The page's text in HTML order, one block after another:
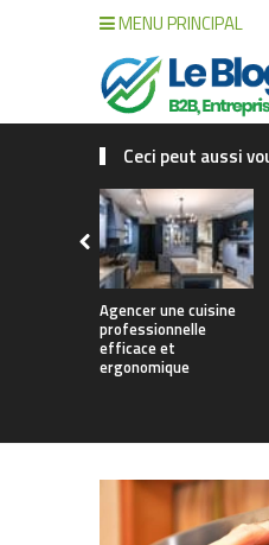
MENU PRINCIPAL
Ceci peut aussi
Agencer une cuisine
professionnelle
efficace et
ergonomique